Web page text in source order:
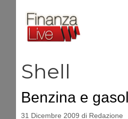
contenuto
Shell
Benzina e
31 Dicembre 2009 di Redazione